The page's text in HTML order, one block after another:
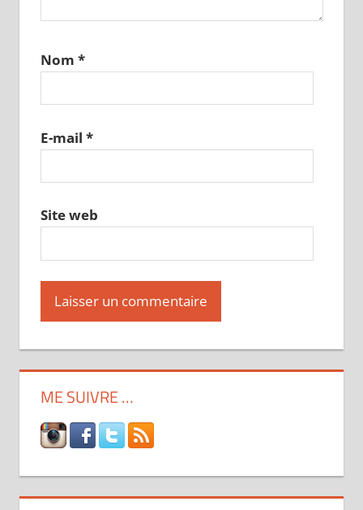
Nom *
E-mail *
Site web
ME SUIVRE …